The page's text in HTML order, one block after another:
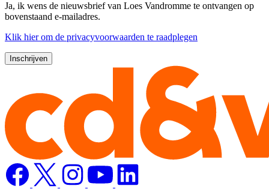
Ja, ik wens de nieuwsbrief van Loes Vandromme te ontvangen op
bovenstaand e-mailadres.
Klik hierom de privacyvoorwaarden te raadplegen